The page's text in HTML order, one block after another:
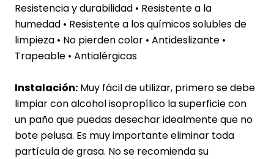
Resistencia y durabilidad • Resistente a la
humedad • Resistente a los químicos solubles de
limpieza • No pierden color • Antideslizante •
Trapeable • Antialérgicas
Instalación: Muy fácil de utilizar, primero se debe
limpiar con alcohol isopropílico la superficie con
un paño que puedas desechar idealmente que no
bote pelusa. Es muy importante eliminar toda
partícula de grasa. No se recomienda su